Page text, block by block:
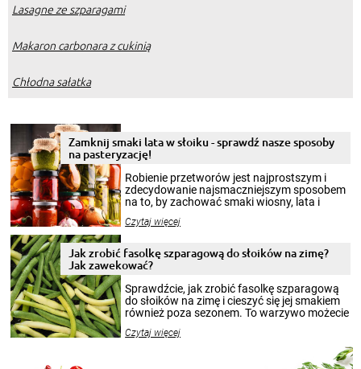
Lasagne ze szparagami
Makaron carbonara z cukinią
Chłodna sałatka
Zamknij smaki lata w słoiku - sprawdź nasze sposoby
na pasteryzację!
Robienie przetworów jest najprostszym i
zdecydowanie najsmaczniejszym sposobem
na to, by zachować smaki wiosny, lata i
krajobrazów, by cieszyć nimi oko w sezonie
pełni poczuć atmosferę cieplejszych
miesięcy. Przygotowanie słoików ze
patenty, które pozwolą zachować świeżość
przetworów.
Czytaj więcej
Jak zrobić fasolkę szparagową do słoików na zimę?
Jak zawekować?
Sprawdźcie, jak zrobić fasolkę szparagową
do słoików na zimę i cieszyć się jej smakiem
również poza sezonem. To warzywo możecie
nasze propozycje!
Czytaj więcej